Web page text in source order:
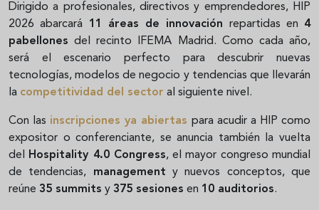
Dirigido a profesionales, directivos y emprendedores, HIP
2026 abarcará 11 áreas de innovación repartidas en 4
pabellones del recinto IFEMA Madrid. Como cada año,
será el escenario perfecto para descubrir nuevas
tecnologías, modelos de negocio y tendencias que llevarán
la competitividad del sector al siguiente nivel.
Con las inscripciones ya abiertas para acudir a HIP como
expositor o conferenciante, se anuncia también la vuelta
del
Hospitality 4.0 Congress, el mayor congreso mundial
de tendencias, management y nuevos conceptos, que
reúne 35 summits y 375 sesiones en 10 auditorios.